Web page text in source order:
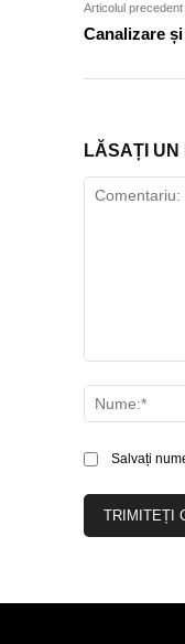
Articolul precedent
Canalizare
LĂSAȚI UN
Salvați